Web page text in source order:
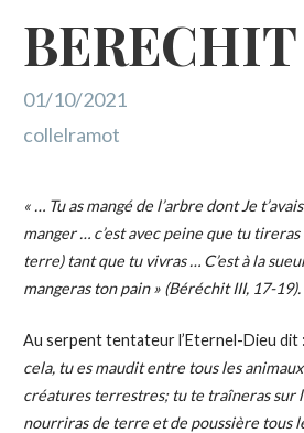
BERECHIT
01/10/2021
collelramot
« … Tu as mangé de l’arbre dont Je
manger … c’est avec peine que tu
terre) tant que tu vivras … C’est à la
mangeras ton pain » (Béréchit III, 17-19).
Au serpent tentateur l’Eternel-Dieu dit :
cela, tu es maudit entre tous les
créatures terrestres; tu te traîneras sur
nourriras de terre et de poussière tous